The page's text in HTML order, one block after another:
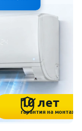
10 лет
гарантия на монтаж